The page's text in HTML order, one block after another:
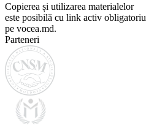
Copierea și utilizarea materialelor
este posibilă cu link activ obligatoriu
pe vocea.md.
Parteneri